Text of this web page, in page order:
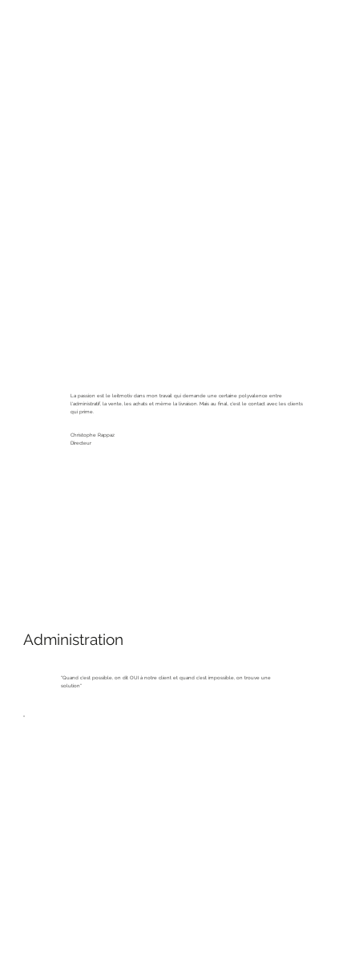
La passion est le leitmotiv dans mon travail qui demande une certaine polyvalence entre
l'administratif, la vente, les achats et même la livraison. Mais au final, c'est le contact avec les clients
qui prime.
Christophe Rappaz
Directeur
Administration
"Quand c'est possible, on dit OUI à notre client et quand c'est impossible, on trouve une
solution"